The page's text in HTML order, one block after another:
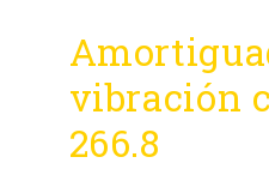
vibración
266.8